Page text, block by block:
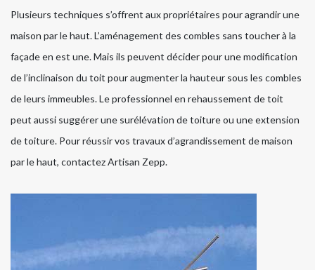
Plusieurs techniques s’offrent aux propriétaires pour agrandir une
maison par le haut. L’aménagement des combles sans toucher à la
façade en est une. Mais ils peuvent décider pour une modification
de l’inclinaison du toit pour augmenter la hauteur sous les combles
de leurs immeubles. Le professionnel en rehaussement de toit
peut aussi suggérer une surélévation de toiture ou une extension
de toiture. Pour réussir vos travaux d’agrandissement de maison
par le haut, contactez Artisan Zepp.